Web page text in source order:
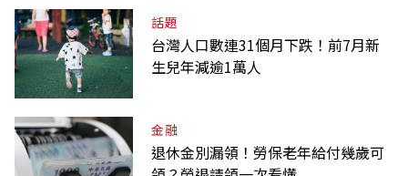
話題
台灣人口數連31個月下跌！前7月新
生兒年減逾1萬人
金融
退休金別漏領！勞保老年給付幾歲可